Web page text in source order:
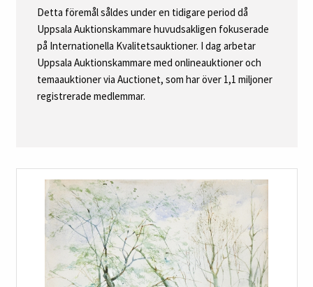
Detta föremål såldes under en tidigare period då
Uppsala Auktionskammare huvudsakligen fokuserade
på Internationella Kvalitetsauktioner. I dag arbetar
Uppsala Auktionskammare med onlineauktioner och
temaauktioner via Auctionet, som har över 1,1 miljoner
registrerade medlemmar.